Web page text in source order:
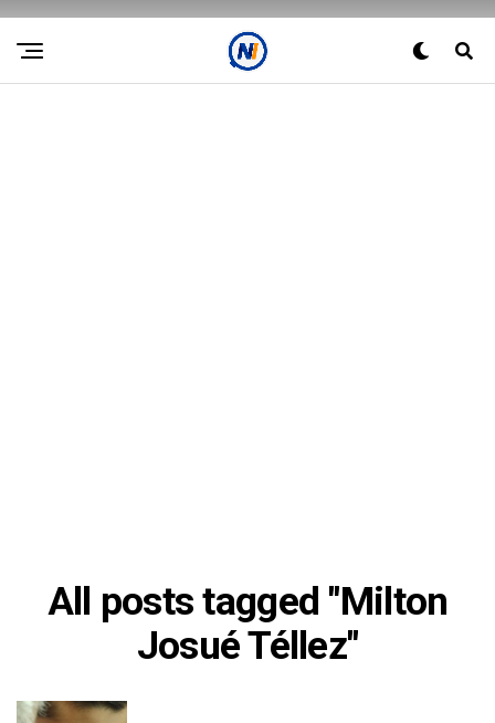
All posts tagged "Milton
Josué Téllez"